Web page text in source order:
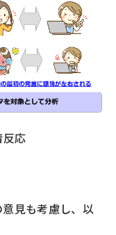
反応
見も考慮し、以